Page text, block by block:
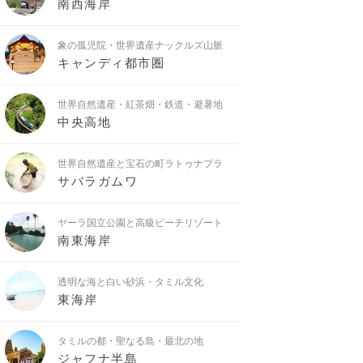
象の孤児院・世界遺産ナックルズ山脈
キャンディ都市圏
世界自然遺産・紅茶畑・鉄道・避暑地
中央高地
世界自然遺産と宝石の町ラトゥナプラ
サバラガムワ
ヤーラ国立公園と高級ビーチリゾート
南東海岸
透明な海と白い砂浜・タミル文化
東海岸
タミルの都・聖なる島・最北の地
ジャフナ半島